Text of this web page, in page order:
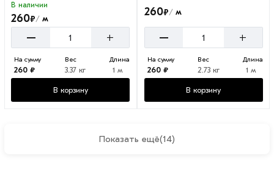
В наличии
260₽/ м
– +
На сумму
260 ₽
Вес
3.37 кг
Длина
1 м
В корзину
260₽/м
– +
На сумму
260 ₽
Вес
2.73 кг
Длина
1 м
В корзину
Показать ещё(14)